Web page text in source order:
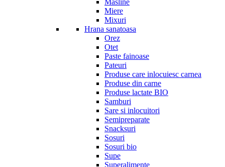
Masline
Miere
Mixuri
Hrana sanatoasa
Orez
Otet
Paste fainoase
Pateuri
Produse care inlocuiesc carnea
Produse din carne
Produse lactate BIO
Samburi
Sare si inlocuitori
Semipreparate
Snacksuri
Sosuri
Sosuri bio
Supe
Superalimente